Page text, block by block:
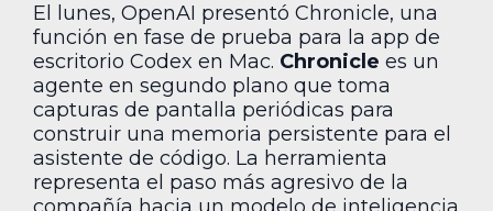
El lunes, OpenAI presentó Chronicle, una
función en fase de prueba para la app de
escritorio Codex en Mac. Chronicle es un
agente en segundo plano que toma
capturas de pantalla periódicas para
construir una memoria persistente para el
asistente de código. La herramienta
representa el paso más agresivo de la